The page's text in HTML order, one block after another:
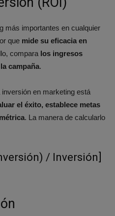
más importantes en cualquier
que mide su eficacia en
compara los ingresos
campaña.
en marketing está
el éxito, establece metas
. La manera de calcularlo
/ Inversión]